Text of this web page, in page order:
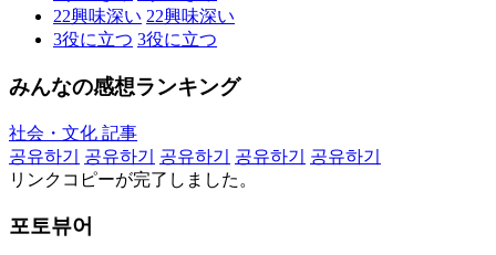
22興味深い 22興味深い
3役に立つ 3役に立つ
みんなの感想ランキング
社会・文化 記事
공유하기
공유하기 공유하기 공유하기
공유하기
リンクコピーが完了しました。
포토뷰어